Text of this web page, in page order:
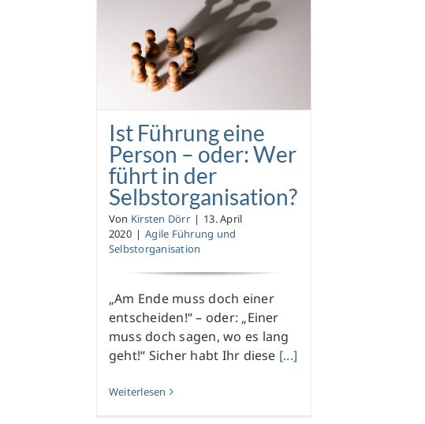
Ist Führung eine
Person – oder: Wer
führt in der
Selbstorganisation?
Von Kirsten Dörr | 13. April
2020 | Agile Führung und
Selbstorganisation
„Am Ende muss doch einer
entscheiden!“ – oder: „Einer
muss doch sagen, wo es lang
geht!“ Sicher habt Ihr diese [...]
Weiterlesen